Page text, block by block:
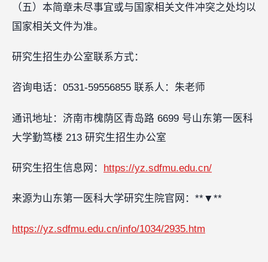
（五）本简章未尽事宜或与国家相关文件冲突之处均以
国家相关文件为准。
研究生招生办公室联系方式：
咨询电话：0531-59556855 联系人：朱老师
通讯地址：济南市槐荫区青岛路 6699 号山东第一医科
大学勤笃楼 213 研究生招生办公室
研究生招生信息网： https://yz.sdfmu.edu.cn/
来源为山东第一医科大学研究生院官网：**▼**‍‍‍‍
https://yz.sdfmu.edu.cn/info/1034/2935.htm